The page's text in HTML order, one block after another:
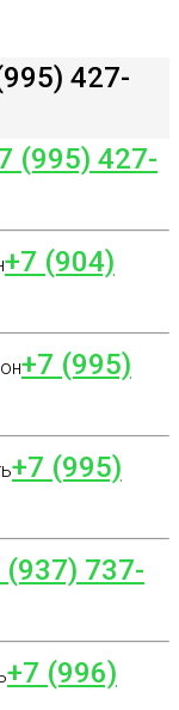
427-
(995) 427-
+7 (904)
+7 (995)
+7 (995)
(937) 737-
+7 (996)